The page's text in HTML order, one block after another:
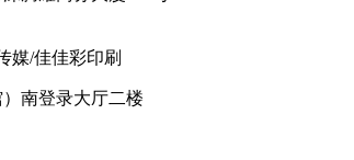
媒/佳佳彩印刷
南登录大厅二楼